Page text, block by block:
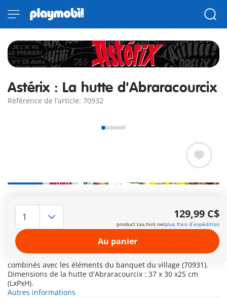
Astérix : La hutte d'Abraracourcix
Référence de l’article: 70932
authentiques comme la tête de taureau ainsi que les
boucliers accrochés au-dessus de la porte. Le toit peut-être
en partie enlevé pour jouer avec les nombreux accessoires à
l’intérieur de la maison. Sa femme Bonemine et son trône
avec ses deux porteurs viennent compléter cette boîte. Les
éléments de la palissade et la grande porte peuvent être
combinés avec les éléments du banquet du village (70931).
Dimensions de la hutte d'Abraracourcix : 37 x 30 x25 cm
(LxPxH).
Autres informations
129,99 C$
product.tax.hint.netplus frais d´expédition
Au panier